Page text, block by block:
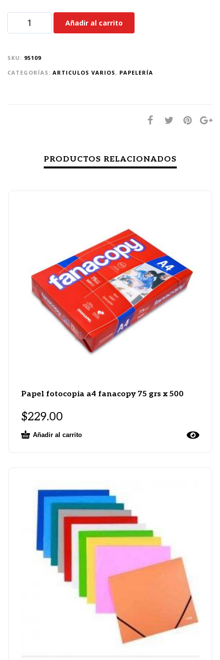
Añadir al carrito
SKU: 95109
CATEGORÍAS: ARTICULOS VARIOS, PAPELERÍA
PRODUCTOS RELACIONADOS
Papel fotocopia a4 fanacopy 75 grs x 500
$229.00
Añadir al carrito